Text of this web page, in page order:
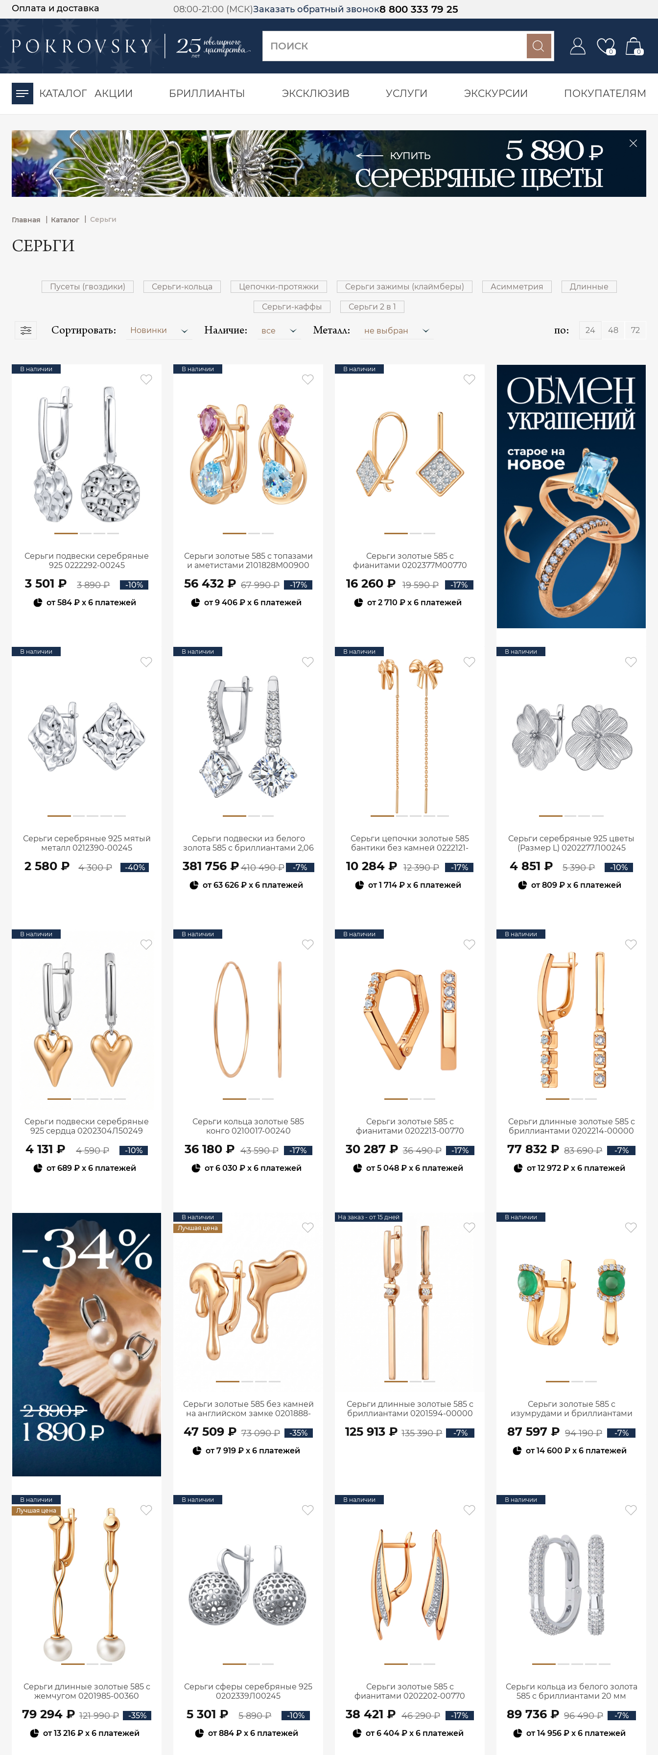
Оплата и доставка 08:00-21:00 (МСК)Заказать обратный звонок8 800 333 79 25
0 0
КАТАЛОГ АКЦИИ БРИЛЛИАНТЫ ЭКСКЛЮЗИВ УСЛУГИ ЭКСКУРСИИ ПОКУПАТЕЛЯМ
Главная | Каталог Серьги
СЕРЬГИ
Пусеты (гвоздики) Серьги-кольца Цепочки-протяжки Серьги зажимы (клаймберы) Асимметрия Длинные
Серьги-каффы Серьги 2 в 1
Сортировать: Новинки Наличие: все Металл: не выбран по: 24 48 72
В наличии
Серьги подвески серебряные
925 0222292-00245
3 501 ₽ 3 890 ₽
-10%
от584 ₽ x 6 платежей
В наличии
Серьги золотые 585 с топазами
и аметистами 2101828М00900
56 432 ₽ 67 990 ₽
-17%
от9 406 ₽ x 6 платежей
В наличии
Серьги золотые 585 с
фианитами 0202377М00770
16 260 ₽ 19 590 ₽
-17%
от2 710 ₽ x 6 платежей
В наличии
Серьги серебряные 925 мятый
металл 0212390-00245
2 580 ₽ 4 300 ₽ -40%
В наличии
Серьги подвески из белого
золота 585 с бриллиантами 2,06
381 756 ₽410 490 ₽
-7%
от63 626 ₽ x 6 платежей
В наличии
Серьги цепочки золотые 585
бантики без камней 0222121-
10 284 ₽ 12 390 ₽
-17%
от1 714 ₽x 6 платежей
В наличии
Серьги серебряные 925 цветы
(Размер L) 0202277Л00245
4 851 ₽ 5 390 ₽
-10%
от809 ₽x 6 платежей
В наличии
Серьги подвески серебряные
925 сердца 0202304Л50249
4 131 ₽ 4 590 ₽
-10%
от689 ₽ x 6 платежей
В наличии
Серьги кольца золотые 585
конго 0210017-00240
36 180 ₽ 43 590 ₽
-17%
от6 030 ₽x 6 платежей
В наличии
Серьги золотые 585 с
фианитами 0202213-00770
30 287 ₽ 36 490 ₽
-17%
от5 048 ₽x 6 платежей
В наличии
Серьги длинные золотые 585 с
бриллиантами 0202214-00000
77 832 ₽ 83 690 ₽
-7%
от12 972 ₽ x 6 платежей
В наличии
Лучшая цена
Серьги золотые 585 без камней
на английском замке 0201888-
47 509 ₽ 73 090 ₽
-35%
от7 919 ₽ x 6 платежей
На заказ - от 15 дней
Серьги длинные золотые 585 с
бриллиантами 0201594-00000
125 913 ₽ 135 390 ₽ -7%
В наличии
Серьги золотые 585 с
изумрудами и бриллиантами
87 597 ₽ 94 190 ₽
-7%
от14 600 ₽x 6 платежей
В наличии
Лучшая цена
Серьги длинные золотые 585 с
жемчугом 0201985-00360
79 294 ₽ 121 990 ₽
-35%
от13 216 ₽ x 6 платежей
В наличии
Серьги сферы серебряные 925
0202339Л00245
5 301 ₽ 5 890 ₽
-10%
от884 ₽x 6 платежей
В наличии
Серьги золотые 585 с
фианитами 0202202-00770
38 421 ₽ 46 290 ₽
-17%
от6 404 ₽x 6 платежей
В наличии
Серьги кольца из белого золота
585 с бриллиантами 20 мм
89 736 ₽ 96 490 ₽
-7%
от14 956 ₽ x 6 платежей
-30%
момента оплаты